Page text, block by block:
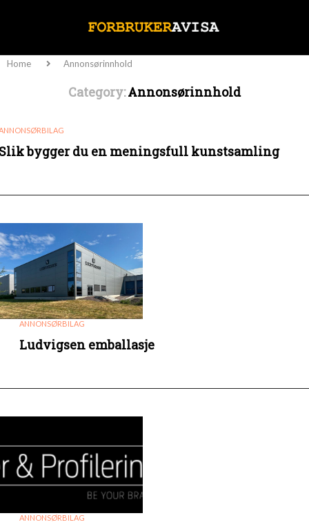
Home Annonsørinnhold
Category:Annonsørinnhold
bygger du en meningsfull kunstsamling
ANNONSØRBILAG
Ludvigsen emballasje
ANNONSØRBILAG